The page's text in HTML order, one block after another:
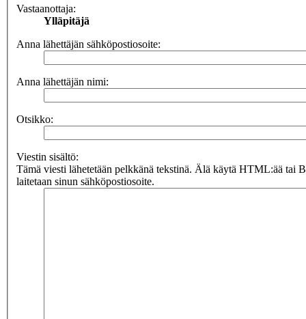
Vastaanottaja:
Ylläpitäjä
Anna lähettäjän sähköpostiosoite:
Anna lähettäjän nimi:
Otsikko:
Viestin sisältö:
Tämä viesti lähetetään pelkkänä tekstinä. Älä käytä HTML:ää tai
laitetaan sinun sähköpostiosoite.